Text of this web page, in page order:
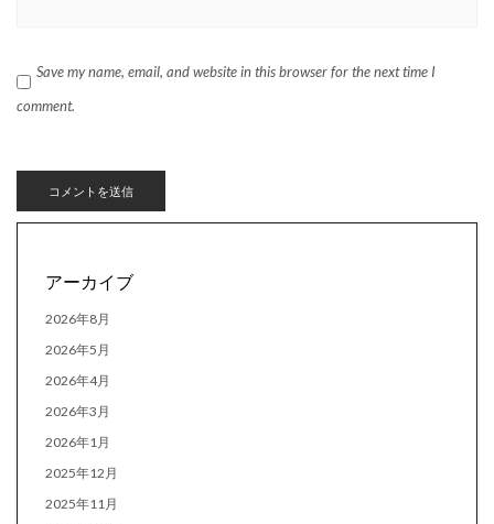
Save my name, email, and website in this browser for the next time I
comment.
アーカイブ
2026年8月
2026年5月
2026年4月
2026年3月
2026年1月
2025年12月
2025年11月